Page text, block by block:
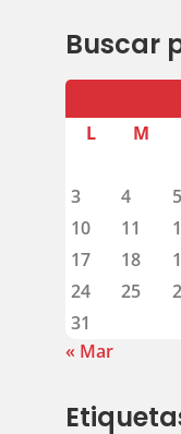
Buscar
L M
3
4 5
10
11
17
18
24
25
31
« Mar